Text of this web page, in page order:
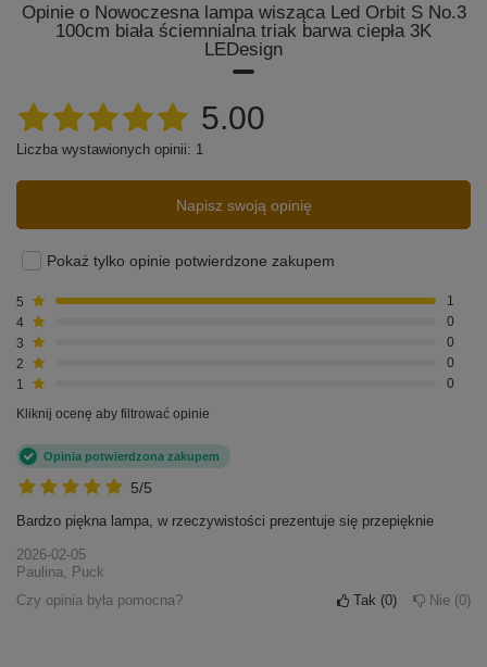
Opinie o Nowoczesna lampa wisząca Led Orbit S No.3
100cm biała ściemnialna triak barwa ciepła 3K
LEDesign
5.00
Liczba wystawionych opinii: 1
Napisz swoją opinię
Pokaż tylko opinie potwierdzone zakupem
5
1
4
0
3
0
2
0
1
0
Kliknij ocenę aby filtrować opinie
5/5
Opinia potwierdzona zakupem
Bardzo piękna lampa, w rzeczywistości prezentuje się przepięknie
2026-02-05
Paulina, Puck
Czy opinia była pomocna?
Tak 0 Nie 0